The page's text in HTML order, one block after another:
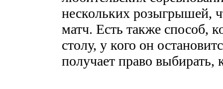
нескольких розыгрышей,
матч. Есть также способ,
столу, у кого он
получает право выбирать,